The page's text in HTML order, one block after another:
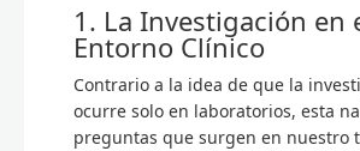
1. La Investigación en
Entorno Clínico
Contrario a la idea de que la
ocurre solo en laboratorios, esta
preguntas que surgen en nuestro